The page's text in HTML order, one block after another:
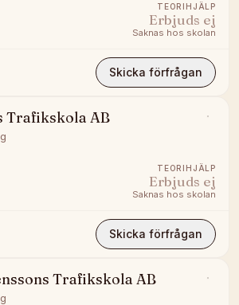
TEORIHJÄLP
Erbjuds ej
Saknas hos skolan
Skicka förfrågan
Trafikskola AB
TEORIHJÄLP
Erbjuds ej
Saknas hos skolan
Skicka förfrågan
Trafikskola AB